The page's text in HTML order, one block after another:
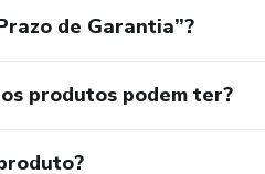
de Garantia”?
produtos podem ter?